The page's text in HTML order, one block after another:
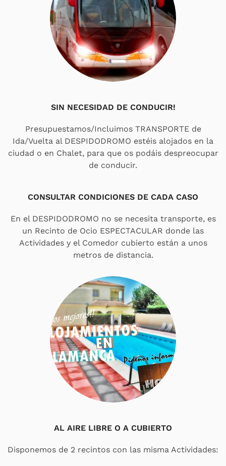
SIN NECESIDAD DE CONDUCIR!
Presupuestamos/Incluimos TRANSPORTE de
Ida/Vuelta al DESPIDODROMO estéis alojados en la
ciudad o en Chalet, para que os podáis despreocupar
de conducir.
CONSULTAR CONDICIONES DE CADA CASO
En el DESPIDODROMO no se necesita transporte, es
un Recinto de Ocio ESPECTACULAR donde las
Actividades y el Comedor cubierto están a unos
metros de distancia.
AL AIRE LIBRE O A CUBIERTO
Disponemos de 2 recintos con las misma Actividades: